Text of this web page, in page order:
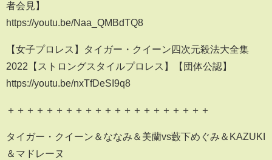
者会見】
https://youtu.be/Naa_QMBdTQ8
【女子プロレス】タイガー・クイーン四次元殺法大全集
2022【ストロングスタイルプロレス】【団体公認】
https://youtu.be/nxTfDeSI9q8
＋＋＋＋＋＋＋＋＋＋＋＋＋＋＋＋＋＋＋＋＋
タイガー・クイーン＆ななみ＆美蘭vs藪下めぐみ＆KAZUKI
＆マドレーヌ